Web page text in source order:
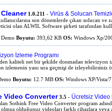
1.0.211 - Virüs & Solucan
son dönemlerde çıkan solucan ve
olan ALWIL Software şirketi tarafından
Demo Boyutu: 393,62 KB OS: Windows Xp/
İzleme Programı
kaliteli net bir şekilde donmadan televizyon
izlemenin yanı sıra geçmişi de izleyebilirsiniz
Boyutu: 12.7 MB OS: Windows XP/Vista/7
Video Converter3.5 - Ücretsiz Video
Sothink Free Video Converter program
olmuş olduğunuz videoları farklı cihazlara veya